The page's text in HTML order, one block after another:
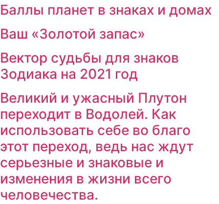
Баллы планет в знаках и домах
Ваш «Золотой запас»
Вектор судьбы для знаков
Зодиака на 2021 год
Великий и ужасный Плутон
переходит в Водолей. Как
использовать себе во благо
этот переход, ведь нас ждут
серьезные и знаковые и
изменения в жизни всего
человечества.